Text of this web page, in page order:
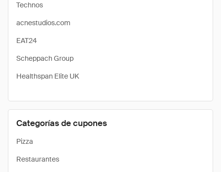
Technos
acnestudios.com
EAT24
Scheppach Group
Healthspan Elite UK
Categorías de cupones
Pizza
Restaurantes